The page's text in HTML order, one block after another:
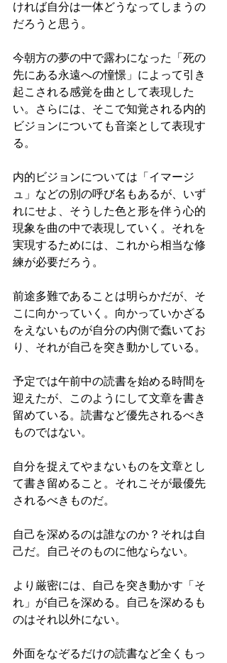
ければ自分は一体どうなってしまうの
だろうと思う。
今朝方の夢の中で露わになった「死の
先にある永遠への憧憬」によって引き
起こされる感覚を曲として表現した
い。さらには、そこで知覚される内的
ビジョンについても音楽として表現す
る。
内的ビジョンについては「イマージ
ュ」などの別の呼び名もあるが、いず
れにせよ、そうした色と形を伴う心的
現象を曲の中で表現していく。それを
実現するためには、これから相当な修
練が必要だろう。
前途多難であることは明らかだが、そ
こに向かっていく。向かっていかざる
をえないものが自分の内側で蠢いてお
り、それが自己を突き動かしている。
予定では午前中の読書を始める時間を
迎えたが、このようにして文章を書き
留めている。読書など優先されるべき
ものではない。
自分を捉えてやまないものを文章とし
て書き留めること。それこそが最優先
されるべきものだ。
自己を深めるのは誰なのか？それは自
己だ。自己そのものに他ならない。
より厳密には、自己を突き動かす「そ
れ」が自己を深める。自己を深めるも
のはそれ以外にない。
外面をなぞるだけの読書など全くもっ